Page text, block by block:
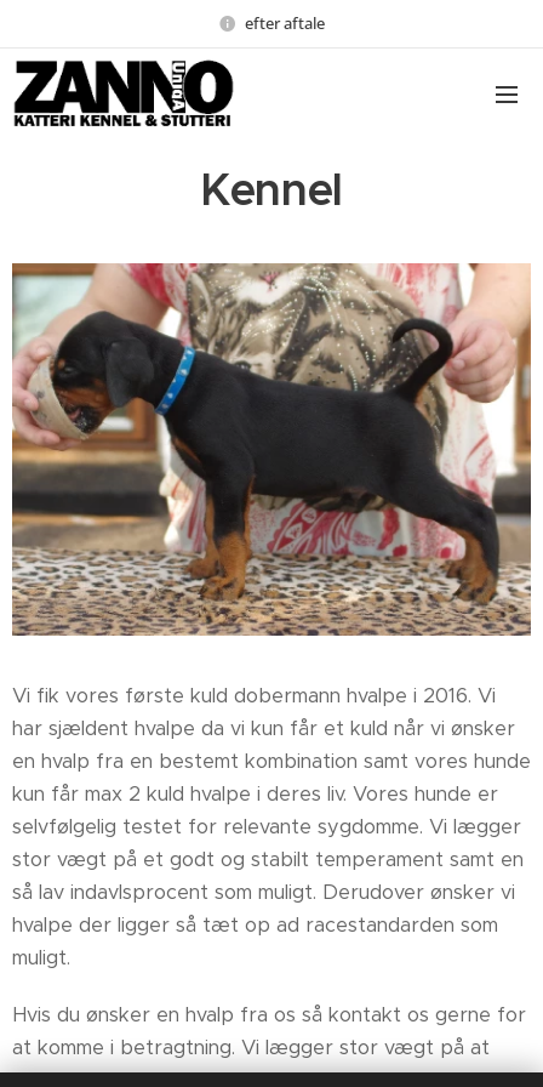
efter aftale
Kennel
Vi fik vores første kuld dobermann hvalpe i 2016. Vi
har sjældent hvalpe da vi kun får et kuld når vi ønsker
en hvalp fra en bestemt kombination samt vores hunde
kun får max 2 kuld hvalpe i deres liv. Vores hunde er
selvfølgelig testet for relevante sygdomme. Vi lægger
stor vægt på et godt og stabilt temperament samt en
så lav indavlsprocent som muligt. Derudover ønsker vi
hvalpe der ligger så tæt op ad racestandarden som
muligt.
Hvis du ønsker en hvalp fra os så kontakt os gerne for
at komme i betragtning. Vi lægger stor vægt på at
finde de bedste hjem til vores hvalpe.